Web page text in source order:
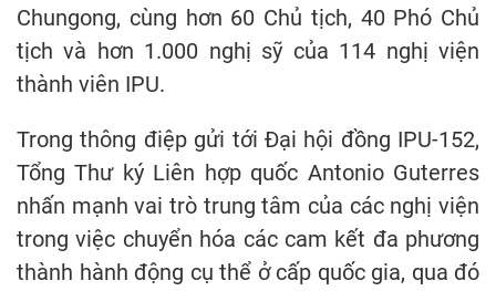
Chungong, cùng hơn 60 Chủ tịch, 40 Phó Chủ
tịch và hơn 1.000 nghị sỹ của 114 nghị viện
thành viên IPU.
Trong thông điệp gửi tới Đại hội đồng IPU-152,
Tổng Thư ký Liên hợp quốc Antonio Guterres
nhấn mạnh vai trò trung tâm của các nghị viện
trong việc chuyển hóa các cam kết đa phương
thành hành động cụ thể ở cấp quốc gia, qua đó